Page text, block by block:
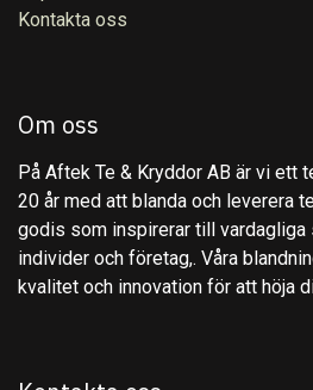
Kontakta oss
Om oss
På Aftek Te & Kryddor AB är vi ett
20 år med att blanda och leverera
godis som inspirerar till vardagliga
individer och företag,. Våra
kvalitet och innovation för att höja